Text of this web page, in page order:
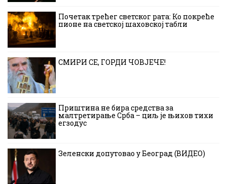
Почетак трећег светског рата: Ко покреће
пионе на светској шаховској табли
СМИРИ СЕ, ГОРДИ ЧОВЈЕЧЕ!
Приштина не бира средства за
малтретирање Срба – циљ је њихов тихи
егзодус
Зеленски допутовао у Београд (ВИДЕО)